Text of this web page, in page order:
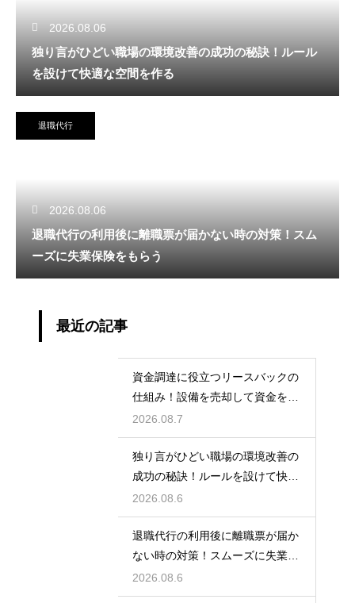
2026.08.06
独り言がひどい職場の環境改善の成功の秘訣！ルール
を設けて快適な空間を作る
退職代行
2026.08.06
退職代行の利用後に離職票が届かない時の対策！スム
ーズに失業保険をもらう
最近の記事
資金調達に役立つリースバックの
仕組み！設備を売却して資金を得
る方法
2026.08.7
独り言がひどい職場の環境改善の
成功の秘訣！ルールを設けて快適
な空間を作る
2026.08.6
退職代行の利用後に離職票が届か
ない時の対策！スムーズに失業保
険をもらう
2026.08.6